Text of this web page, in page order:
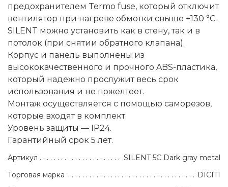
предохранителем Termo fuse, который отключит
вентилятор при нагреве обмотки свыше +130 °C.
SILENT можно установить как в стену, так и в
потолок (при снятии обратного клапана).
Корпус и панель выполнены из
высококачественного и прочного ABS-пластика,
который надежно прослужит весь срок
использования и не пожелтеет.
Монтаж осуществляется с помощью саморезов,
которые входят в комплект.
Уровень защиты — IP24.
Гарантийный срок 5 лет.
Артикул
SILENT 5C Dark gray metal
Торговая марка
DICITI